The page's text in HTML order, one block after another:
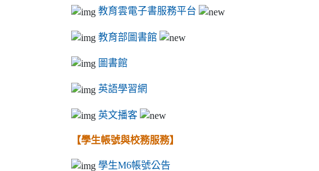
教育雲電子書服務平台
教育部圖書館
圖書館
英語學習網
英文播客
【學生帳號與校務服務】
學生M6帳號公告